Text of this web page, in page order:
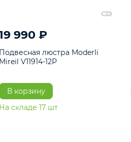
19 990 ₽
Подвесная люстра Moderli
Mireil V11914-12P
В корзину
На складе